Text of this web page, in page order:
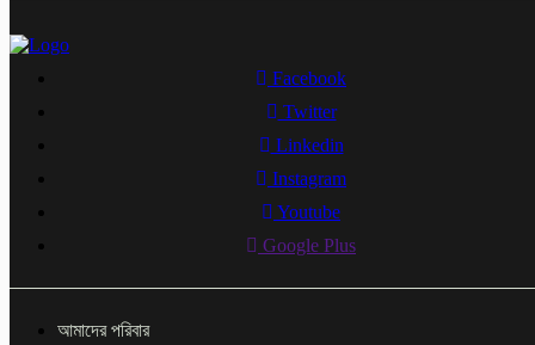
Facebook
Twitter
Linkedin
Instagram
Youtube
Google Plus
আমাদের পরিবার